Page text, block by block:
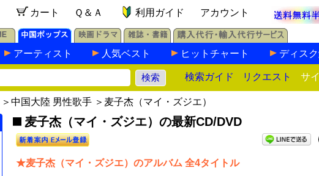
カート Ｑ＆Ａ 利用ガイド アカウント
アーティスト 人気ベスト ヒットチャート ディス
検索ガイド リクエスト サ
＞ 中国大陸 男性歌手 ＞麦子杰（マイ・ズジエ）
麦子杰（マイ・ズジエ）の最新CD/DVD
★麦子杰（マイ・ズジエ）のアルバム 全4タイトル